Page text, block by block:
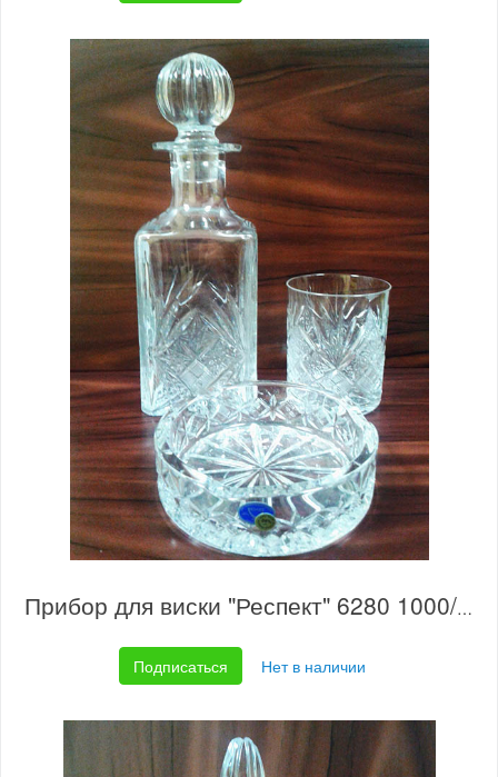
Прибор для виски "Респект" 6280 1000/177
Подписаться Нет в наличии